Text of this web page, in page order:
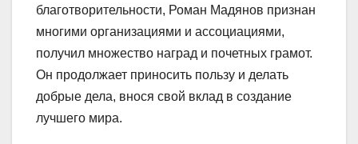
благотворительности, Роман Мадянов признан
многими организациями и ассоциациями,
получил множество наград и почетных грамот.
Он продолжает приносить пользу и делать
добрые дела, внося свой вклад в создание
лучшего мира.